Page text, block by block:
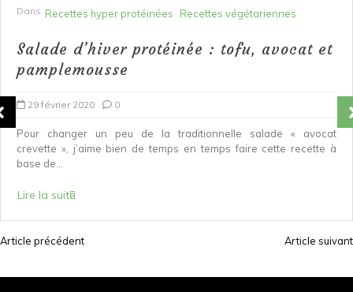
Dans Recettes hyper protéinées Recettes végétariennes
Salade d’hiver protéinée : tofu, avocat et
pamplemousse
29 février 2020 0
Pour changer un peu de la traditionnelle salade « avocat
crevette », j’aime bien de temps en temps faire cette recette à
base de...
Lire la suite
N
Article précédent Article suivant